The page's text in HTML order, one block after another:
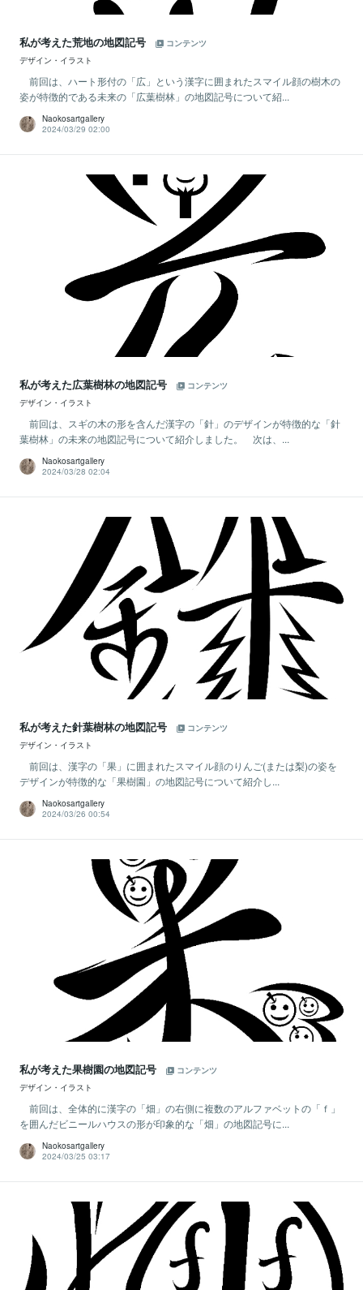
私が考えた荒地の地図記号
コンテンツ
デザイン・イラスト
前回は、ハート形付の「広」という漢字に囲まれたスマイル顔の樹木の
姿が特徴的である未来の「広葉樹林」の地図記号について紹...
Naokosartgallery
2024/03/29 02:00
私が考えた広葉樹林の地図記号
コンテンツ
デザイン・イラスト
前回は、スギの木の形を含んだ漢字の「針」のデザインが特徴的な「針
葉樹林」の未来の地図記号について紹介しました。 次は、...
Naokosartgallery
2024/03/28 02:04
私が考えた針葉樹林の地図記号
コンテンツ
デザイン・イラスト
前回は、漢字の「果」に囲まれたスマイル顔のりんご(または梨)の姿を
デザインが特徴的な「果樹園」の地図記号について紹介し...
Naokosartgallery
2024/03/26 00:54
私が考えた果樹園の地図記号
コンテンツ
デザイン・イラスト
前回は、全体的に漢字の「畑」の右側に複数のアルファベットの「ｆ」
を囲んだビニールハウスの形が印象的な「畑」の地図記号に...
Naokosartgallery
2024/03/25 03:17